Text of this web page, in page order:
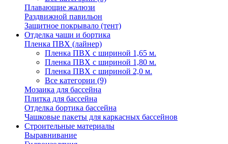
Плавающие жалюзи
Раздвижной павильон
Защитное покрывало (тент)
Отделка чаши и бортика
Пленка ПВХ (лайнер)
Пленка ПВХ с шириной 1,65 м.
Пленка ПВХ с шириной 1,80 м.
Пленка ПВХ с шириной 2,0 м.
Все категории (9)
Мозаика для бассейна
Плитка для бассейна
Отделка бортика бассейна
Чашковые пакеты для каркасных бассейнов
Строительные материалы
Выравнивание